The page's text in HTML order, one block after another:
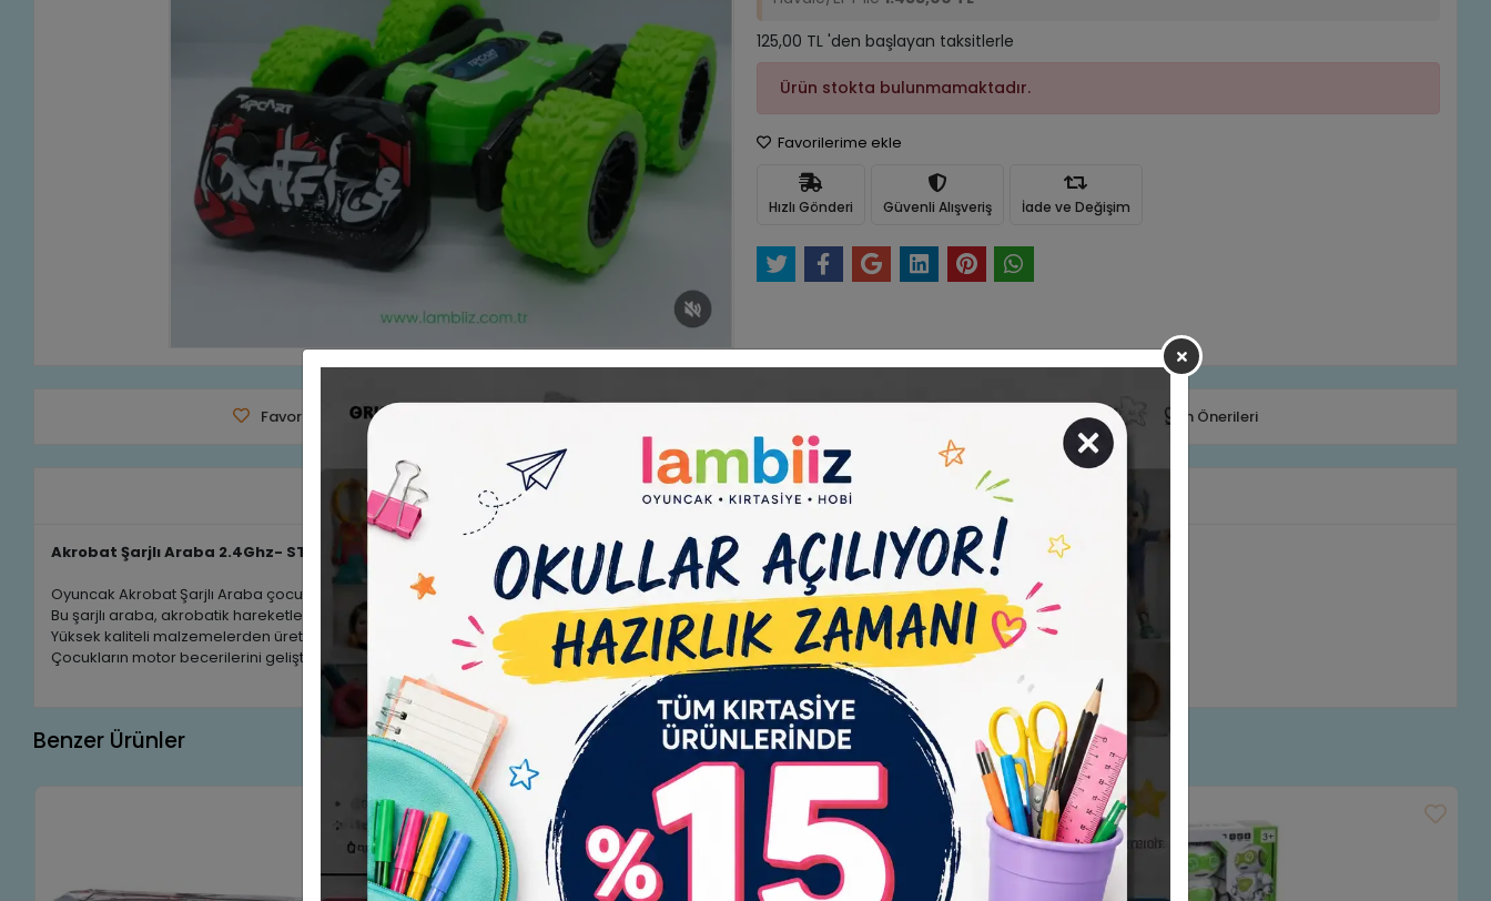
125,00 TL 'den başlayan taksitlerle
Ürün stokta bulunmamaktadır.
Favorilerime ekle
Hızlı Gönderi Güvenli Alışveriş İade ve Değişim
Favorilerime Ekle Telefonla Sipariş Ürün Önerileri
Ürün Açıklaması Garanti ve Teslimat Taksit Seçenekleri Yorumlar
Akrobat Şarjlı Araba 2.4Ghz- STUNT RACING
Oyuncak Akrobat Şarjlı Araba çocuklar için eğlenceli ve heyecan verici bir oyun deneyimi sunar.
Bu şarjlı araba, akrobatik hareketler yapabilme özelliğiyle dikkat çeker.
Yüksek kaliteli malzemelerden üretilmiş olup, dayanıklı ve uzun ömürlüdür.
Çocukların motor becerilerini geliştirmelerine yardımcı olurken, aynı zamanda onların eğlenmelerini sağlar.
Benzer Ürünler
Stokta Yok